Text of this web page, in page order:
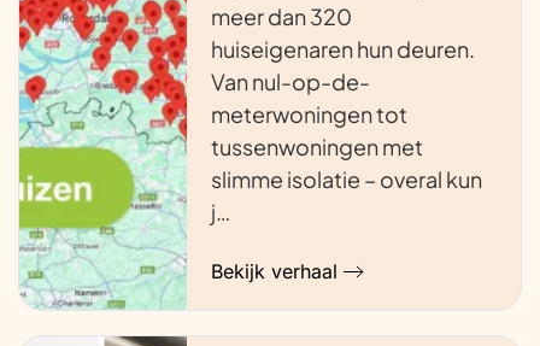
meer dan 320
huiseigenaren hun deuren.
Van nul-op-de-
meterwoningen tot
tussenwoningen met
slimme isolatie – overal kun
j…
Bekijk verhaal